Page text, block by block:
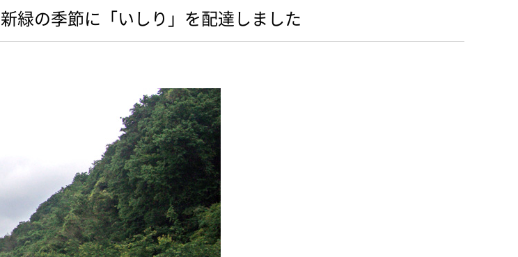
新緑の季節に「いしり」を配達しました